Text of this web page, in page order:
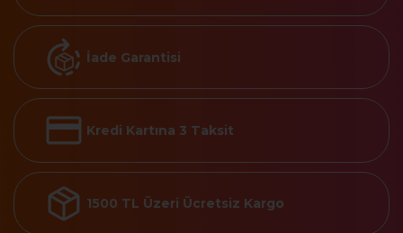
İade Garantisi
Kredi Kartına 3 Taksit
1500 TL Üzeri Ücretsiz Kargo